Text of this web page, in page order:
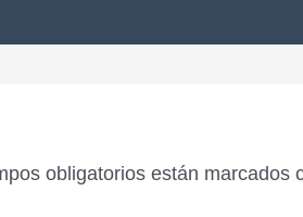
obligatorios están marcados